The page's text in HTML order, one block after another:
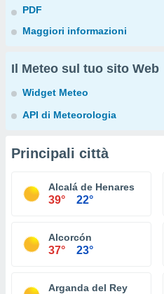
PDF
Maggiori informazioni
Il Meteo sul tuo sito Web
Widget Meteo
API di Meteorologia
Principali città
Alcalá de Henares
39° 22°
Alcorcón
37° 23°
Arganda del Rey